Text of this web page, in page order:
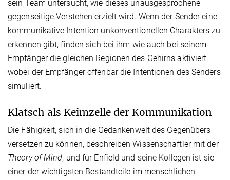
sein Team untersucht, wie dieses unausgesprochene
gegenseitige Verstehen erzielt wird. Wenn der Sender eine
kommunikative Intention unkonventionellen Charakters zu
erkennen gibt, finden sich bei ihm wie auch bei seinem
Empfänger die gleichen Regionen des Gehirns aktiviert,
wobei der Empfänger offenbar die Intentionen des Senders
simuliert.
Klatsch als Keimzelle der Kommunikation
Die Fähigkeit, sich in die Gedankenwelt des Gegenübers
versetzen zu können, beschreiben Wissenschaftler mit der
Theory of Mind, und für Enfield und seine Kollegen ist sie
einer der wichtigsten Bestandteile im menschlichen